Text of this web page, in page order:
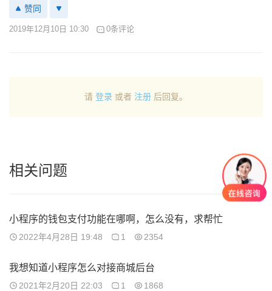
赞同
2019年12月10日 10:30 0条评论
请 登录 或者 注册 后回复。
相关问题
小程序的钱包支付功能在哪啊，怎么没有，求帮忙
2022年4月28日 19:48 1 2354
我想知道小程序怎么对接商城后台
2021年2月20日 22:03 1 1868